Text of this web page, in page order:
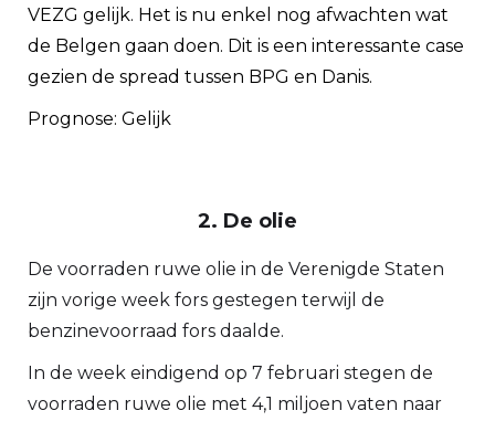
VEZG gelijk. Het is nu enkel nog afwachten wat
de Belgen gaan doen. Dit is een interessante case
gezien de spread tussen BPG en Danis.
Prognose: Gelijk
2. De olie
De voorraden ruwe olie in de Verenigde Staten
zijn vorige week fors gestegen terwijl de
benzinevoorraad fors daalde.
In de week eindigend op 7 februari stegen de
voorraden ruwe olie met 4,1 miljoen vaten naar